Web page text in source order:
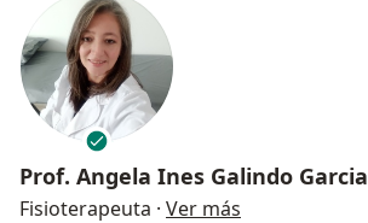
Prof. Angela Ines Galindo Garcia
Fisioterapeuta · Ver más